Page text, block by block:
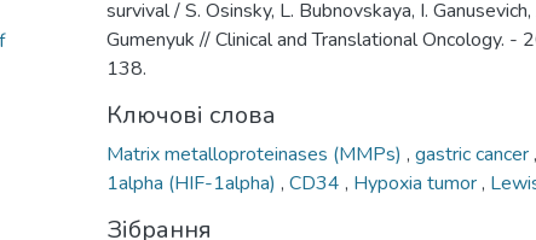
survival / S. Osinsky, L. Bubnovskaya, I.
Gumenyuk // Clinical and Translational
138.
Ключові слова
Matrix metalloproteinases (MMPs) , gastric cancer,
1alpha (HIF-1alpha) , CD34 , Hypoxia tumor,
Зібрання